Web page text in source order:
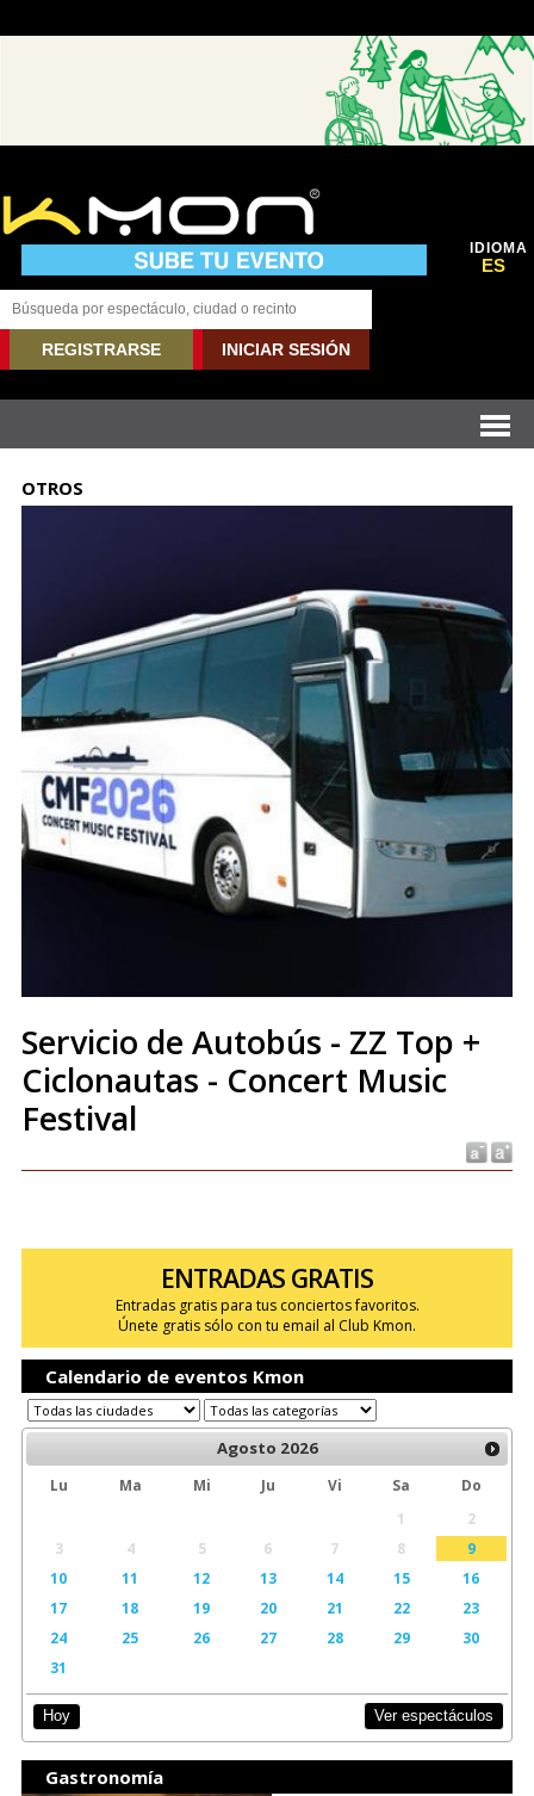
IDIOMA
ES
REGISTRARSE INICIAR SESIÓN
OTROS
Servicio de Autobús - ZZ Top +
Ciclonautas - Concert Music
Festival
ENTRADAS GRATIS
Entradas gratis para tus conciertos favoritos.
Únete gratis sólo con tu email al Club Kmon.
Calendario de eventos Kmon
Agosto 2026
Lu Ma Mi Ju Vi Sa
Do
1
2
3
4 5 6 7 8
9
10
11 12 13 14 15
16
17
18 19 20 21 22
23
24
25 26 27 28 29
30
31
Hoy Ver espectáculos
Gastronomía